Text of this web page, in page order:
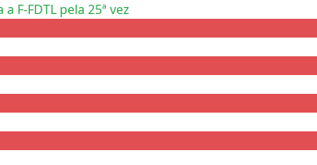
F-FDTL pela 25ª vez